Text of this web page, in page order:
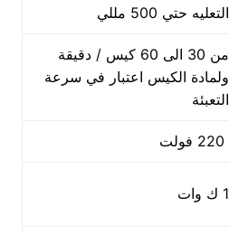
التعليه حتي 500 مللي
من 30 الى 60 كيس / دقيقة
ولمادة الكيس اعتبار في سرعة
التعبئة
1 ك وات